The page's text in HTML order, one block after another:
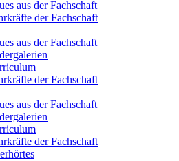
aus der Fachschaft
der Fachschaft
aus der Fachschaft
der Fachschaft
aus der Fachschaft
der Fachschaft